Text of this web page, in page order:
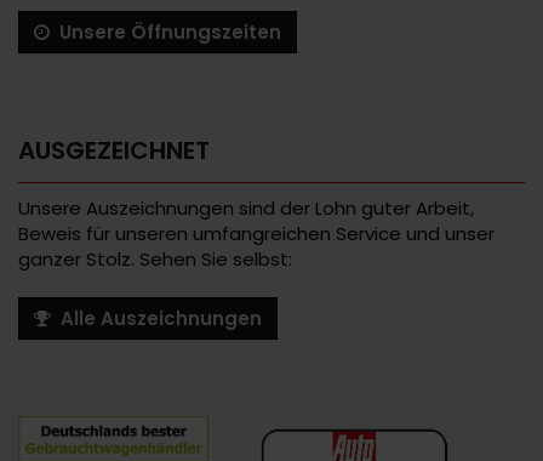
Unsere Öffnungszeiten
AUSGEZEICHNET
Unsere Auszeichnungen sind der Lohn guter Arbeit,
Beweis für unseren umfangreichen Service und unser
ganzer Stolz. Sehen Sie selbst:
Alle Auszeichnungen